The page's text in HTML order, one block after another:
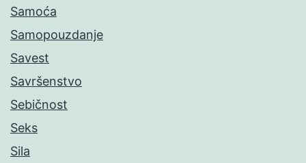
Samoća
Samopouzdanje
Savest
Savršenstvo
Sebičnost
Seks
Sila